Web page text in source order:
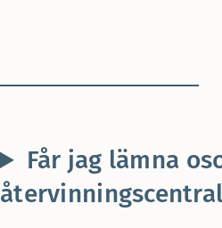
Får jag lämna